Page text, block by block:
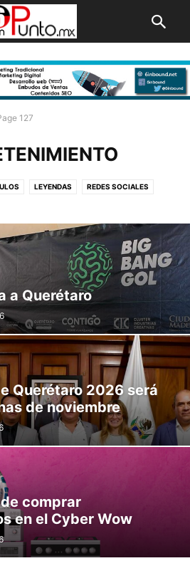
127
LEYENDAS REDES SOCIALES
a Querétaro
Querétaro 2026 será
de noviembre
comprar
en el Cyber Wow